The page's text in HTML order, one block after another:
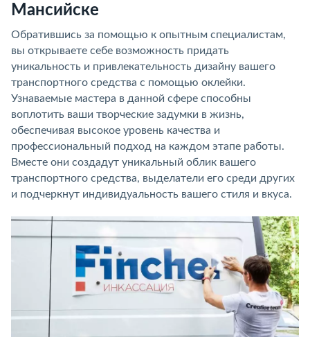
Мансийске
Обратившись за помощью к опытным специалистам,
вы открываете себе возможность придать
уникальность и привлекательность дизайну вашего
транспортного средства с помощью оклейки.
Узнаваемые мастера в данной сфере способны
воплотить ваши творческие задумки в жизнь,
обеспечивая высокое уровень качества и
профессиональный подход на каждом этапе работы.
Вместе они создадут уникальный облик вашего
транспортного средства, выделатели его среди других
и подчеркнут индивидуальность вашего стиля и вкуса.